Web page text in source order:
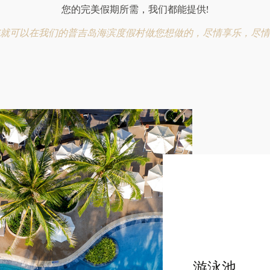
您的完美假期所需，我们都能提供!
可以在我们的普吉岛海滨度假村做您想做的，尽情享乐，尽